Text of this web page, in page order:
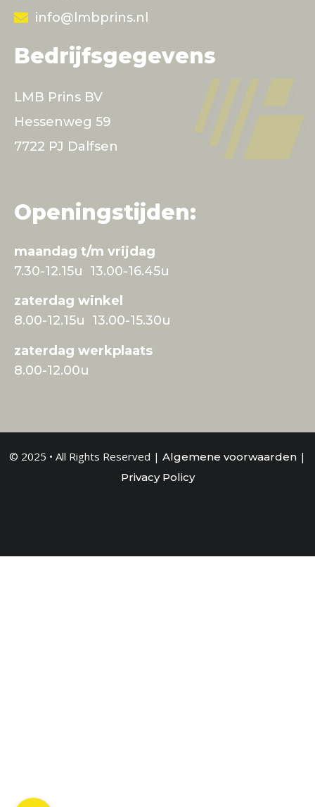
info@lmbprins.nl
Bedrijfsgegevens
LMB Prins BV
Hessenweg 59
7722 PJ Dalfsen
Openingstijden:
maandag t/m vrijdag
7.30-12.15u 13.00-16.45u
zaterdag winkel
8.00-12.15u 13.00-15.30u
zaterdag werkplaats
8.00-12.00u
© 2025 • All Rights Reserved | Algemene voorwaarden |
Privacy Policy